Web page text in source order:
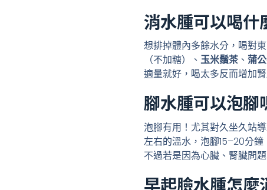
消水腫可以喝什
想排掉體內多餘水分，喝對
（不加糖）、 玉米鬚茶、 蒲
適量就好，喝太多反而增加
腳水腫可以泡腳
泡腳有用！尤其對久坐久站
左右的溫水，泡腳15–20分
不過若是因為心臟、腎臟問
早起臉水腫怎麼